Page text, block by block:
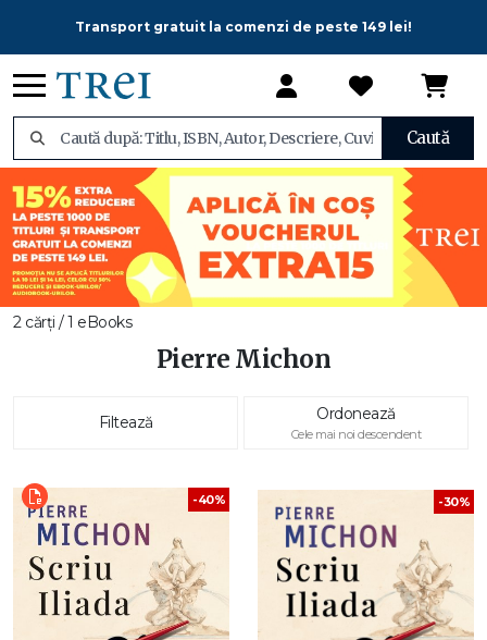
Transport gratuit la comenzi de peste 149 lei!
Caută
2 cărți / 1 eBooks
Pierre Michon
Filtează Ordonează
Cele mai noi descendent
-40% -30%